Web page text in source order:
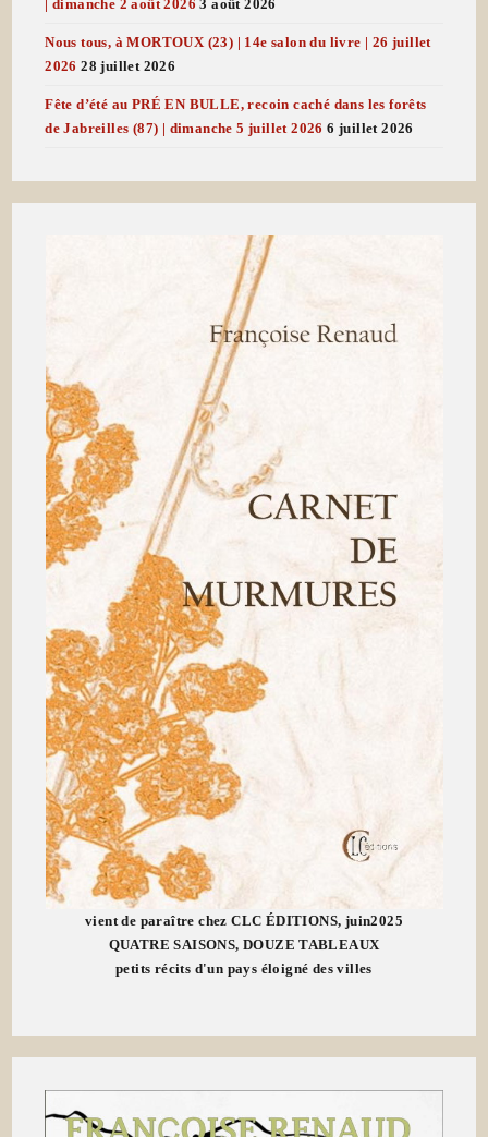
| dimanche 2 août 2026 3 août 2026
Nous tous, à MORTOUX (23) | 14e salon du livre | 26 juillet
2026 28 juillet 2026
Fête d’été au PRÉ EN BULLE, recoin caché dans les forêts
de Jabreilles (87) | dimanche 5 juillet 2026 6 juillet 2026
vient de paraître chez CLC ÉDITIONS, juin2025
QUATRE SAISONS, DOUZE TABLEAUX
petits récits d'un pays éloigné des villes